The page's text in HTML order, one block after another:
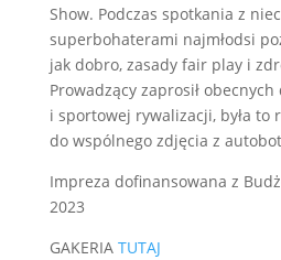
Show. Podczas spotkania z
superbohaterami najmłodsi
jak dobro, zasady fair play i
Prowadzący zaprosił
i sportowej rywalizacji, była to
do wspólnego zdjęcia z
Impreza dofinansowana z
2023
GAKERIATUTAJ